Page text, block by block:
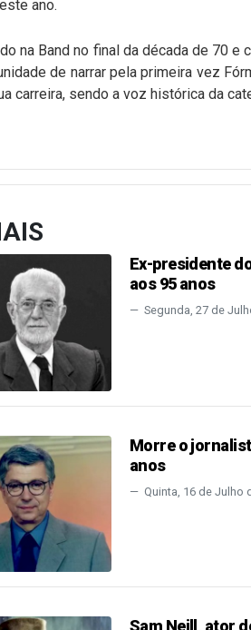
ano.
na Band no final da década de 70 e
de narrar pela primeira vez
carreira, sendo a voz histórica da
Ex-presidente
aos 95 anos
Segunda, 27 de
Morre o
anos
Quinta, 16 de Julho
Sam Neill, ator